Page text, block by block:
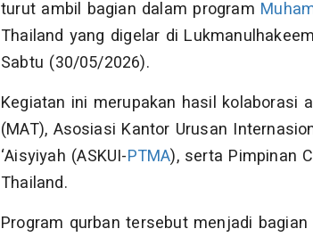
turut ambil bagian dalam program
Thailand yang digelar di
Sabtu (30/05/2026).
Kegiatan ini merupakan hasil kolaborasi
(MAT), Asosiasi Kantor Urusan
‘Aisyiyah (ASKUI-PTMA), serta Pimpinan
Thailand.
Program qurban tersebut menjadi